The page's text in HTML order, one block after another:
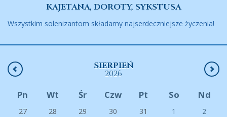
KAJETANA, DOROTY, SYKSTUSA
Wszystkim solenizantom składamy najserdeczniejsze życzenia!
SIERPIEŃ
2026
Pn Wt Śr Czw Pt So Nd
27 28 29 30 31 1
2